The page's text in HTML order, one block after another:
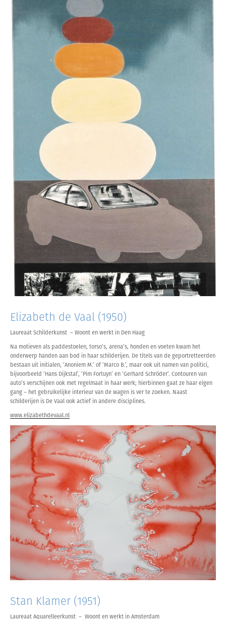
Elizabeth de Vaal (1950)
Laureaat Schilderkunst – Woont en werkt in Den Haag
Na motieven als paddestoelen, torso’s, arena’s, honden en voeten kwam het
onderwerp handen aan bod in haar schilderijen. De titels van de geportretteerden
bestaan uit initialen, ‘Anoniem M.’ of ‘Marco B.’, maar ook uit namen van politici,
bijvoorbeeld ‘Hans Dijkstal’, ‘Pim Fortuyn’ en ‘Gerhard Schröder’. Contouren van
auto’s verschijnen ook met regelmaat in haar werk; hierbinnen gaat ze haar eigen
gang – het gebruikelijke interieur van de wagen is ver te zoeken. Naast
schilderijen is De Vaal ook actief in andere disciplines.
www.elizabethdevaal.nl
Stan Klamer (1951)
Laureaat Aquarelleerkunst – Woont en werkt in Amsterdam